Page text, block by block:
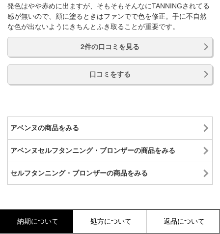
発色はやや赤めに出ますが、そもそもそんなにTANNINGされてる
感が無いので、顔に塗るときはファンでで色を修正。手に不自然
な色が出ないようにきちんとふき取ることが重要です。
2件の口コミを見る
口コミをする
アベンヌの商品をみる
アベンヌセルフタンニング・ブロンザーの商品をみる
セルフタンニング・ブロンザーの商品をみる
納期について 処方について 返品について